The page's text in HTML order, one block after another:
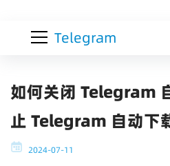
Telegram
如何关闭 Telegram
止 Telegram 自动下
2024-07-11